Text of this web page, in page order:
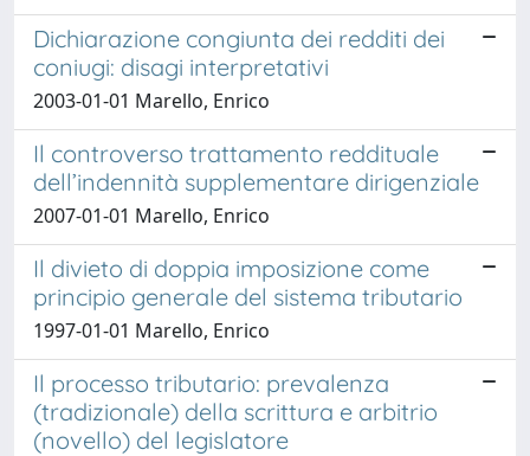
Dichiarazione congiunta dei redditi dei
coniugi: disagi interpretativi
2003-01-01 Marello, Enrico
Il controverso trattamento reddituale
dell’indennità supplementare dirigenziale
2007-01-01 Marello, Enrico
Il divieto di doppia imposizione come
principio generale del sistema tributario
1997-01-01 Marello, Enrico
Il processo tributario: prevalenza
(tradizionale) della scrittura e arbitrio
(novello) del legislatore